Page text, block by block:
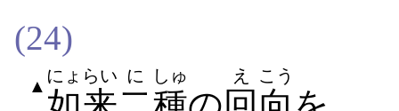
(24)
▲
にょらい に しゅ え こう